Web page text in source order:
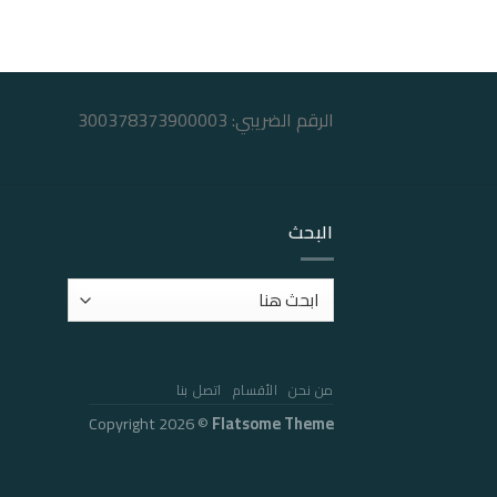
الرقم الضريبي: 300378373900003
البحث
من نحن الأقسام اتصل بنا
Copyright 2026 ©Flatsome Theme